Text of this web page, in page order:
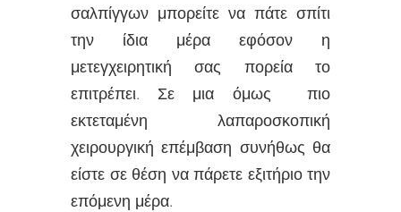
σαλπίγγων μπορείτε να πάτε σπίτι
την ίδια μέρα εφόσον η
μετεγχειρητική σας πορεία το
επιτρέπει. Σε μια όμως πιο
εκτεταμένη λαπαροσκοπική
χειρουργική επέμβαση συνήθως θα
είστε σε θέση να πάρετε εξιτήριο την
επόμενη μέρα.